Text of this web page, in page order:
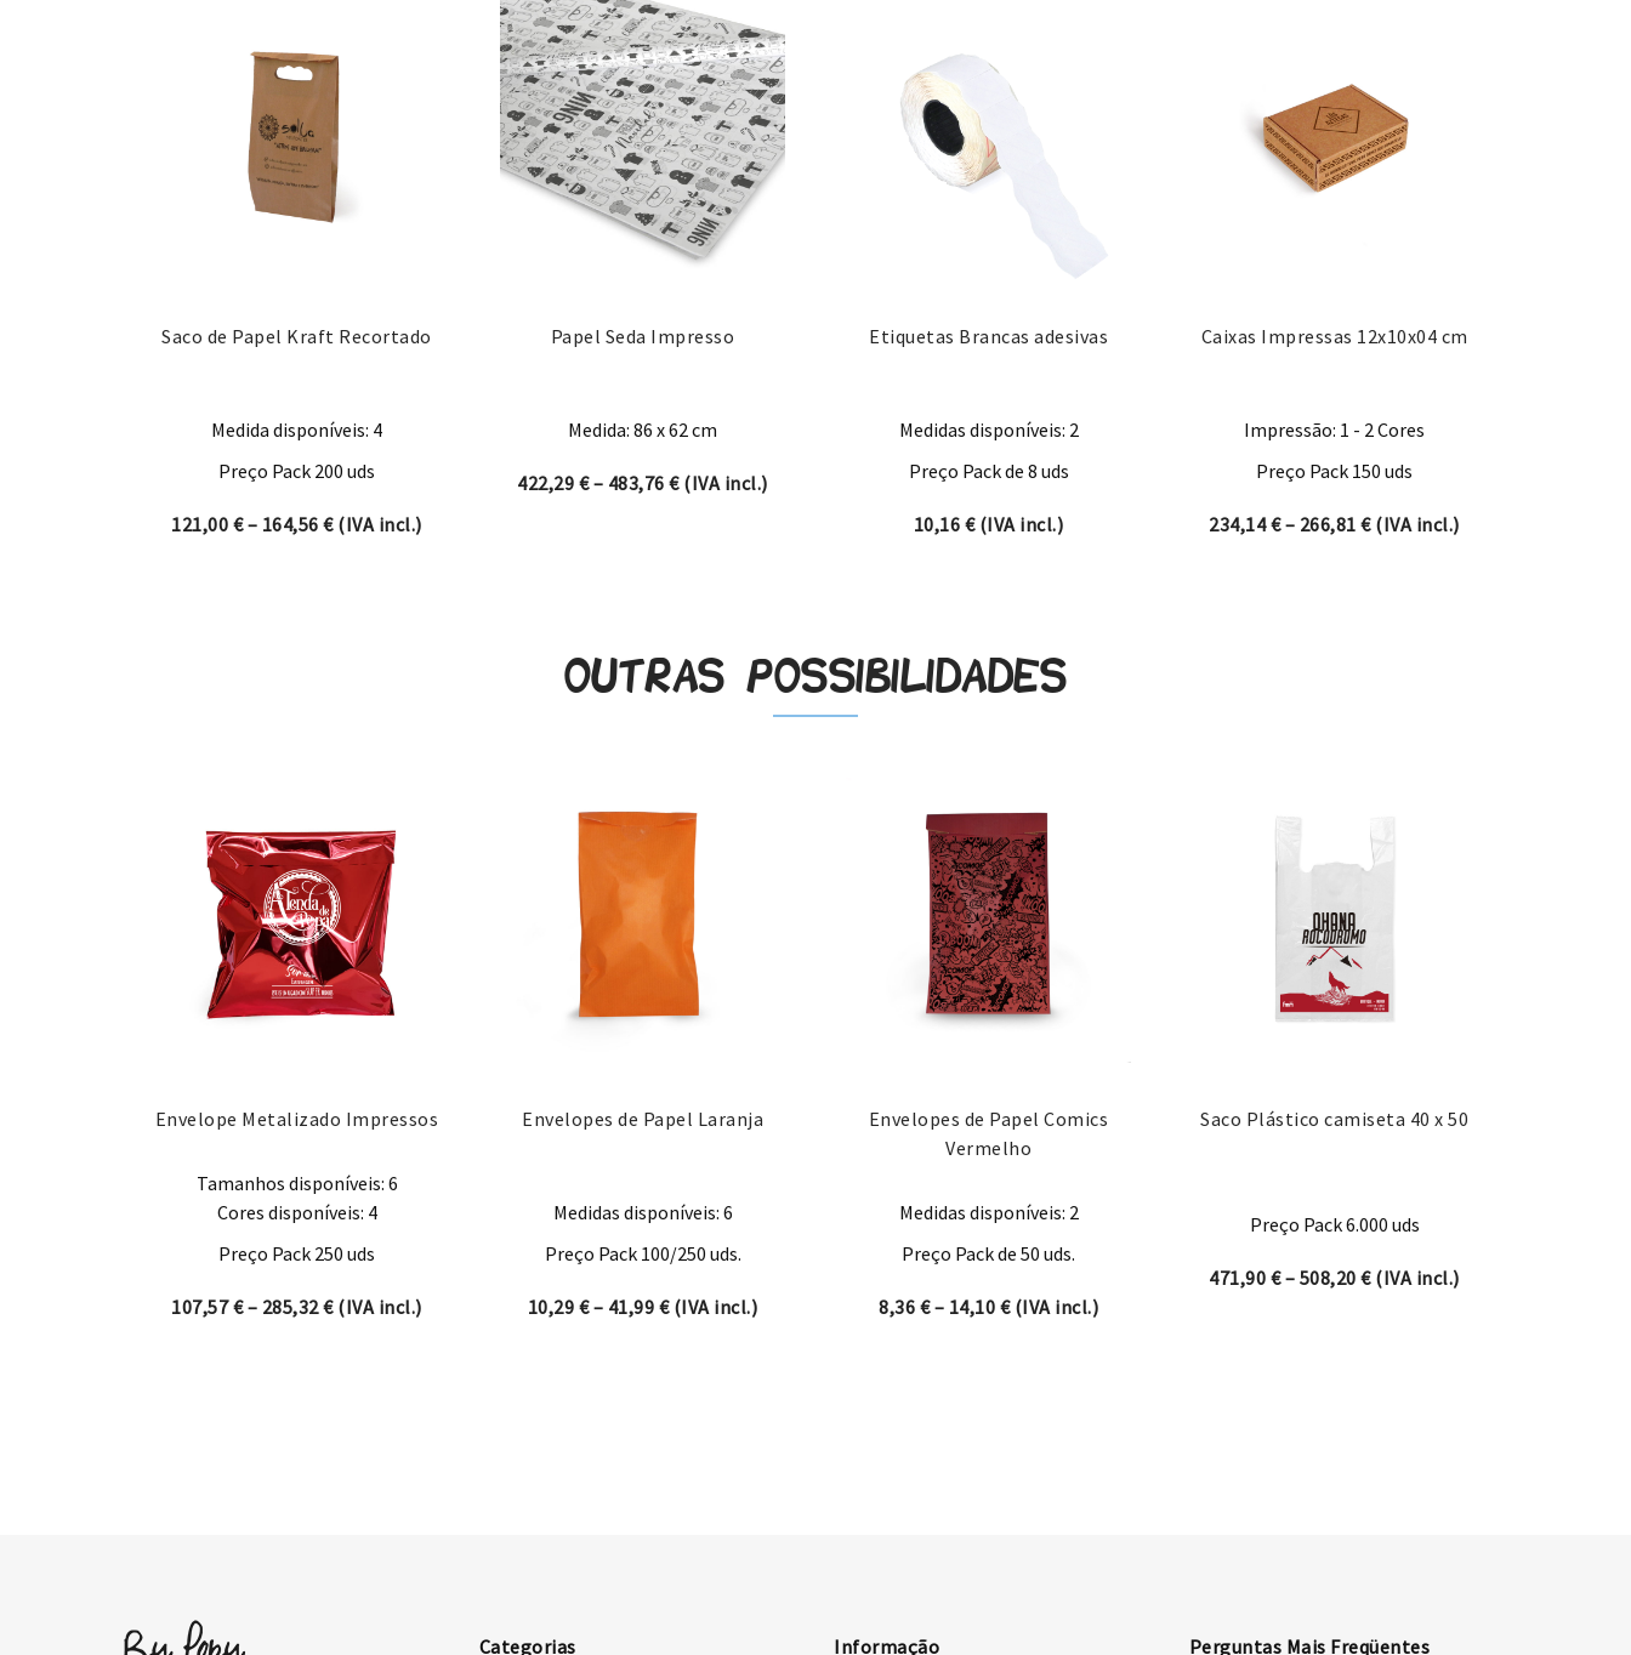
Saco de Papel Kraft Recortado
Medida disponíveis: 4
Preço Pack 200 uds
121,00 €– 164,56€Price range: 121,00 € through 164,56 €
(IVA incl.)
Papel Seda Impresso
Medida: 86 x 62 cm
422,29 €– 483,76€Price range: 422,29 € through 483,76 €
(IVA incl.)
Etiquetas Brancas adesivas
Medidas disponíveis: 2
Preço Pack de 8 uds
10,16 €(IVA incl.)
Caixas Impressas 12x10x04 cm
Impressão: 1 - 2 Cores
Preço Pack 150 uds
234,14€– 266,81€Price range: 234,14 € through
(IVA incl.)
Outras possibilidades
Envelope Metalizado Impressos
Tamanhos disponíveis: 6
Cores disponíveis: 4
Preço Pack 250 uds
107,57€– 285,32€Price range: 107,57 € through 285,32 €
(IVA incl.)
Envelopes de Papel Laranja
Medidas disponíveis: 6
Preço Pack 100/250 uds.
10,29 €– 41,99 €Price range: 10,29 € through 41,99 €
(IVA incl.)
Envelopes de Papel Comics
Vermelho
Medidas disponíveis: 2
Preço Pack de 50 uds.
8,36 € – 14,10 €Price range: 8,36 € through 14,10 €
(IVA incl.)
Saco Plástico camiseta 40 x 50
Preço Pack 6.000 uds
471,90 €– 508,20€Price range: 471,90 € through
(IVA incl.)
Categorias Informação Perguntas Mais Freqüentes